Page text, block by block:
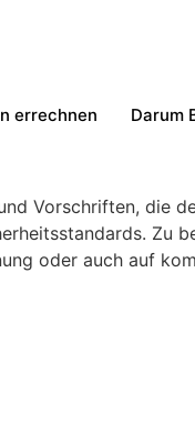
errechnen Darum
Vorschriften, die
Zu
oder auch auf